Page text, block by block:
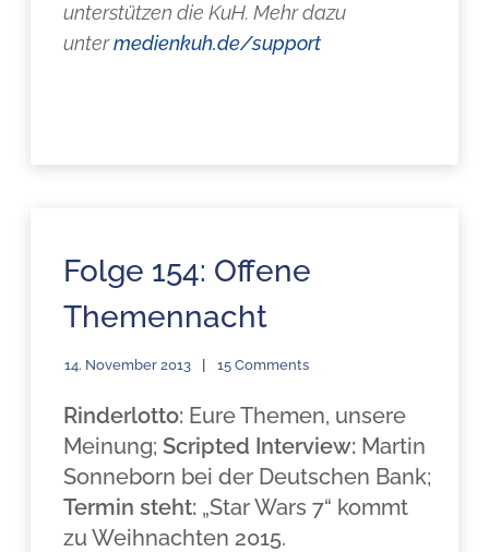
unterstützen die KuH. Mehr dazu
untermedienkuh.de/support
Folge 154: Offene
Themennacht
14. November 2013 15 Comments
Rinderlotto: Eure Themen, unsere
Meinung;Scripted Interview: Martin
Sonneborn bei der Deutschen Bank;
Termin steht: „Star Wars 7“ kommt
zu Weihnachten 2015.